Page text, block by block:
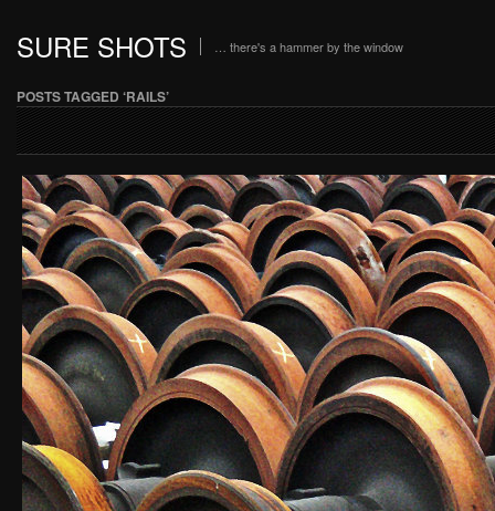
SURE SHOTS … there's a hammer by the window
POSTS TAGGED ‘RAILS’